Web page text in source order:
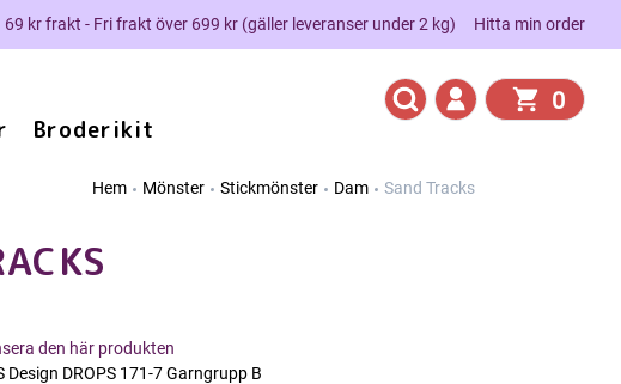
69 kr frakt - Fri frakt över 699 kr (gäller leveranser under 2 kg) Hitta min order
Broderikit
0
Hem Mönster Stickmönster Dam Sand Tracks
den här produkten
Design DROPS 171-7 Garngrupp B